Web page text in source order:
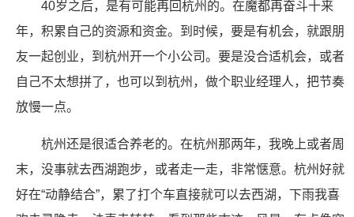
40岁之后，是有可能再回杭州的。在魔都再奋斗十来
年，积累自己的资源和资金。到时候，要是有机会，就跟朋
友一起创业，到杭州开一个小公司。要是没合适机会，或者
自己不太想拼了，也可以到杭州，做个职业经理人，把节奏
放慢一点。
杭州还是很适合养老的。在杭州那两年，我晚上或者周
末，没事就去西湖跑步，或者走一走，非常惬意。杭州好就
好在“动静结合”，累了打个车直接就可以去西湖，下雨我喜